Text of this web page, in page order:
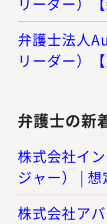
弁護士法人
リーダー）
弁護士の新
株式会社イ
ジャー） |
株式会社ア